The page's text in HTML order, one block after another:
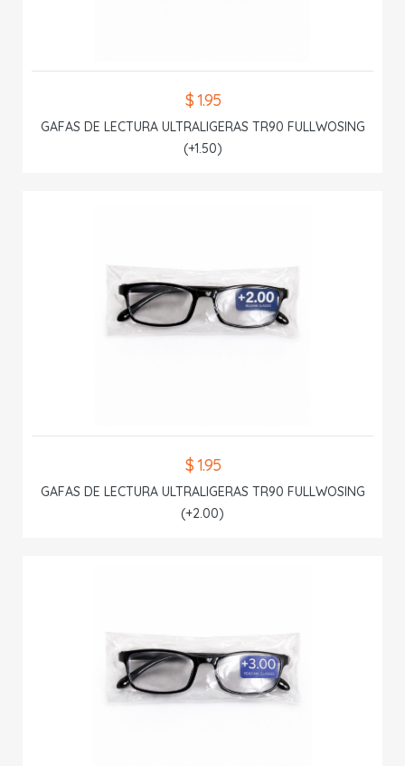
$ 1.95
GAFAS DE LECTURA ULTRALIGERAS TR90 FULLWOSING
(+1.50)
$ 1.95
GAFAS DE LECTURA ULTRALIGERAS TR90 FULLWOSING
(+2.00)